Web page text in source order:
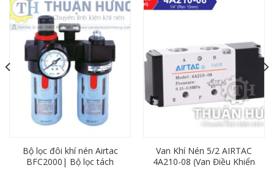
Bộ lọc đôi khí nén Airtac
BFC2000| Bộ lọc tách
Van Khí Nén 5/2 AIRTAC
4A210-08 (Van Điều Khiển